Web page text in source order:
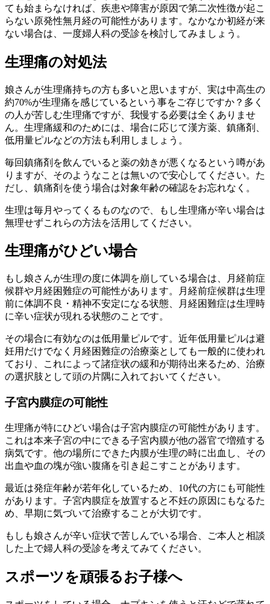
ても始まらなければ、疾患や障害が原因で第二次性徴が起こ
らない原発性無月経の可能性があります。なかなか初経が来
ない場合は、一度婦人科の受診を検討してみましょう。
生理痛の対処法
娘さんが生理痛持ちの方も多いと思いますが、実は中高生の
約70%が生理痛を感じているという事をご存じですか？多く
の人が苦しむ生理痛ですが、我慢する必要は全くありませ
ん。生理痛緩和のためには、場合に応じて漢方薬、鎮痛剤、
低用量ピルなどの方法も利用しましょう。
毎回鎮痛剤を飲んでいると薬の効きが悪くなるという噂があ
りますが、そのようなことは無いので安心してください。た
だし、鎮痛剤を使う場合は対象年齢の確認をお忘れなく。
生理は毎月やってくるものなので、もし生理痛が辛い場合は
無理せずこれらの方法を活用してください。
生理痛がひどい場合
もし娘さんが生理の度に体調を崩している場合は、月経前症
候群や月経困難症の可能性があります。月経前症候群は生理
前に体調不良・精神不安定になる状態、月経困難症は生理時
に辛い症状が現れる状態のことです。
その場合に有効なのは低用量ピルです。近年低用量ピルは避
妊用だけでなく月経困難症の治療薬としても一般的に使われ
ており、これによって諸症状の緩和が期待出来るため、治療
の選択肢として頭の片隅に入れておいてください。
子宮内膜症の可能性
生理痛が特にひどい場合は子宮内膜症の可能性があります。
これは本来子宮の中にできる子宮内膜が他の器官で増殖する
病気です。他の場所にできた内膜が生理の時に出血し、その
出血や血の塊が強い腹痛を引き起こすことがあります。
最近は発症年齢が若年化しているため、10代の方にも可能性
があります。子宮内膜症を放置すると不妊の原因にもなるた
め、早期に気づいて治療することが大切です。
もしも娘さんが辛い症状で苦しんでいる場合、ご本人と相談
した上で婦人科の受診を考えてみてください。
スポーツを頑張るお子様へ